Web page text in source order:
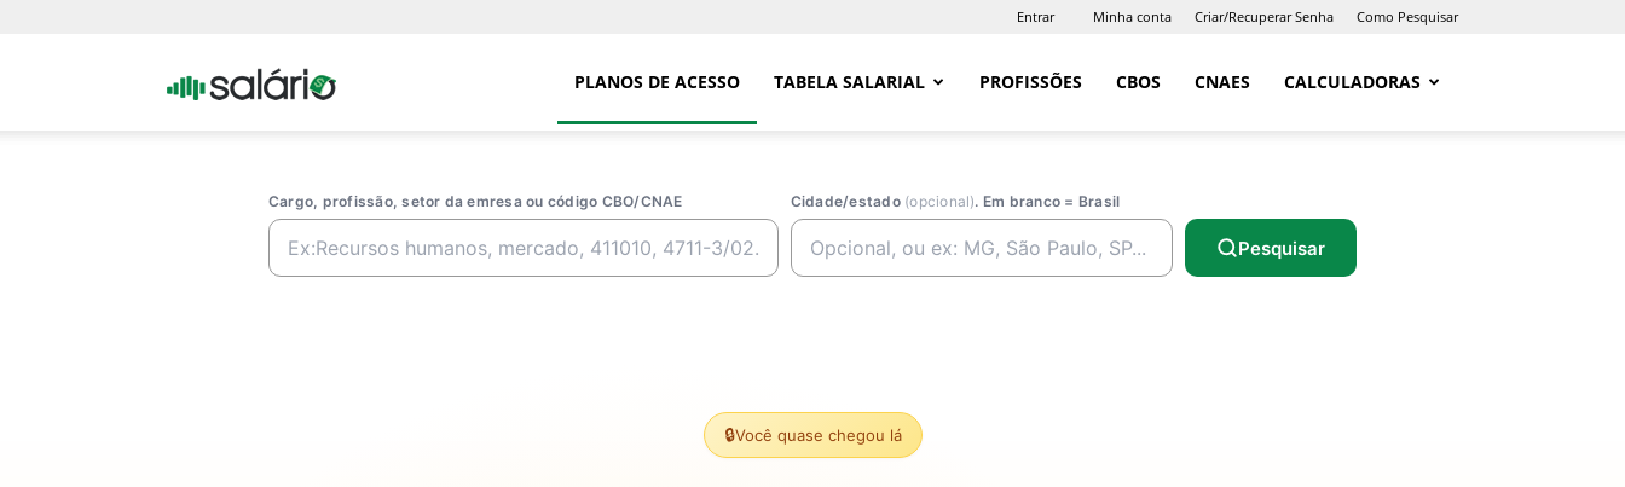
Entrar Minha conta Criar/Recuperar Senha Como Pesquisar
Portal PLANOS DE ACESSO TABELA SALARIAL PROFISSÕES CBOS CNAES CALCULADORAS
Cargo, profissão, setor da emresa ou código CBO/CNAE Cidade/estado (opcional). Em branco = Brasil
Pesquisar
🔒Você quase chegou lá